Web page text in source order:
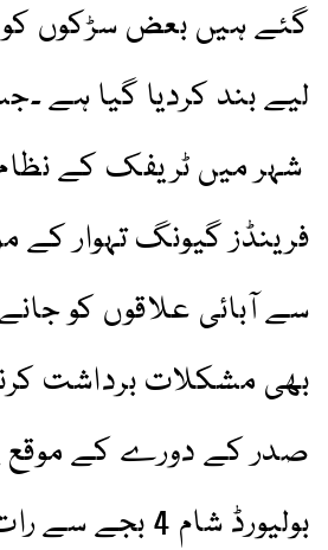
گئے ہیں بعض سڑکوں
لیے بند کردیا گیا ہے
شہر میں ٹریفک کے
فرینڈز گیونگ تہوار کے
سے آبائی علاقوں کو جانے
بھی مشکلات برداشت
صدر کے دورے کے موقع